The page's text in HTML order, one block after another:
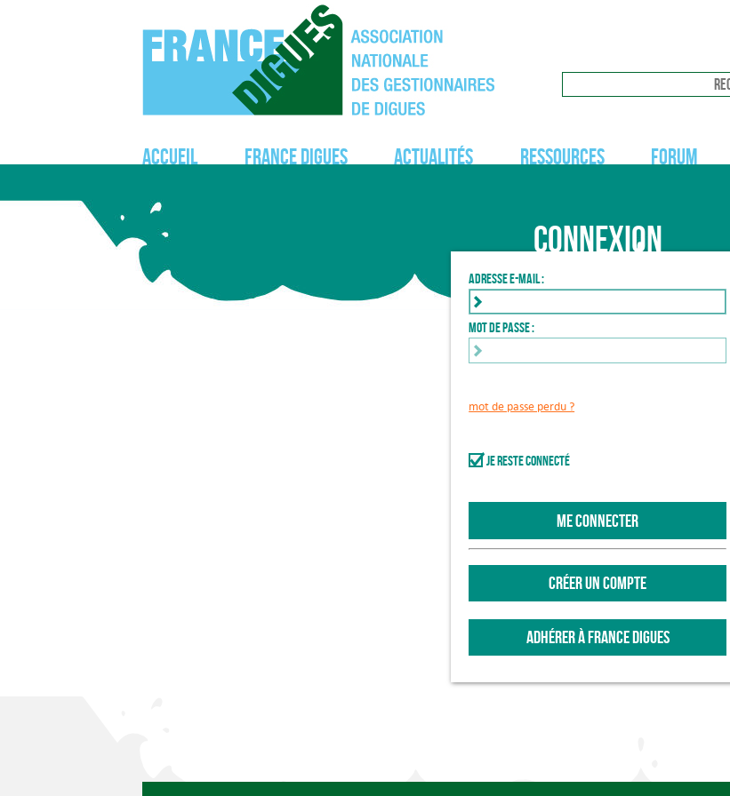
Accueil France Digues Actualités Ressources Forum
Connexion
Adresse e-mail :
Mot de passe :
mot de passe perdu ?
Je reste connecté
ME CONNECTER
CRÉER UN COMPTE
ADHÉRER À FRANCE DIGUES